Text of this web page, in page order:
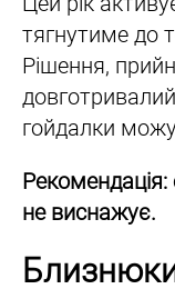
тягнутиме до
Рішення,
гойдалки
не виснажує.